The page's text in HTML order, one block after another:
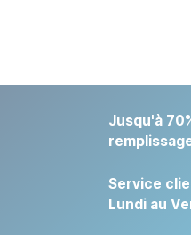
Jusqu'à
Service
Lundi au